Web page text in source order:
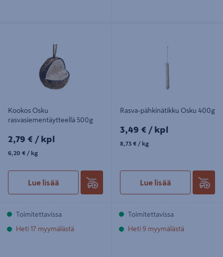
Kookos Osku
rasvasiementäytteellä 500g
2,79€/kpl
2,79 € / kpl
6,20€/kg
6,20 € / kg
Lue lisää
Toimitettavissa
Heti 17 myymälästä
Rasva-pähkinätikku Osku 400g
3,49€/kpl
3,49 € / kpl
8,73€/kg
8,73 € / kg
Lue lisää
Toimitettavissa
Heti 9 myymälästä